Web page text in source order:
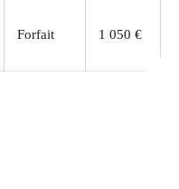
Forfait 1 050 €